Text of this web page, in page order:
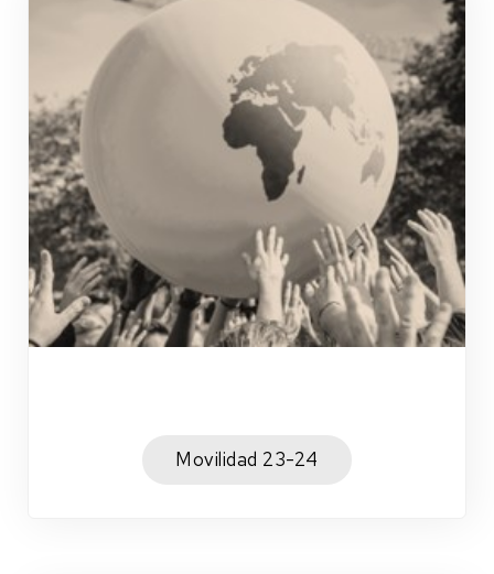
Movilidad 23-24